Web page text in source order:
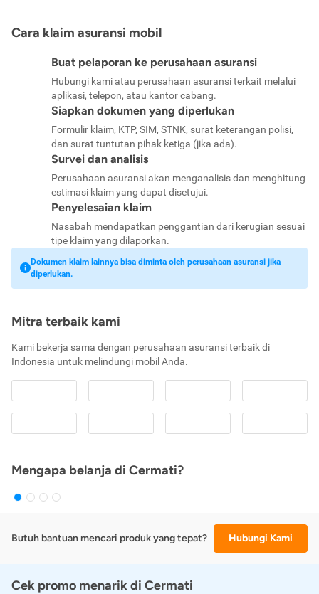
Cara klaim asuransi mobil
Buat pelaporan ke perusahaan asuransi
Hubungi kami atau perusahaan asuransi terkait melalui
aplikasi, telepon, atau kantor cabang.
Siapkan dokumen yang diperlukan
Formulir klaim, KTP, SIM, STNK, surat keterangan polisi,
dan surat tuntutan pihak ketiga (jika ada).
Survei dan analisis
Perusahaan asuransi akan menganalisis dan menghitung
estimasi klaim yang dapat disetujui.
Penyelesaian klaim
Nasabah mendapatkan penggantian dari kerugian sesuai
tipe klaim yang dilaporkan.
Dokumen klaim lainnya bisa diminta oleh perusahaan asuransi jika
diperlukan.
Mitra terbaik kami
Kami bekerja sama dengan perusahaan asuransi terbaik di
Indonesia untuk melindungi mobil Anda.
Mengapa belanja di Cermati?
Butuh bantuan mencari produk yang tepat? Hubungi Kami
Cek promo menarik di Cermati